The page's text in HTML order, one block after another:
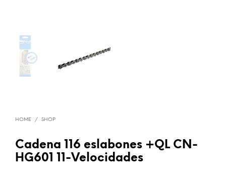
HOME / SHOP
Cadena 116 eslabones +QL CN-
HG601 11-Velocidades